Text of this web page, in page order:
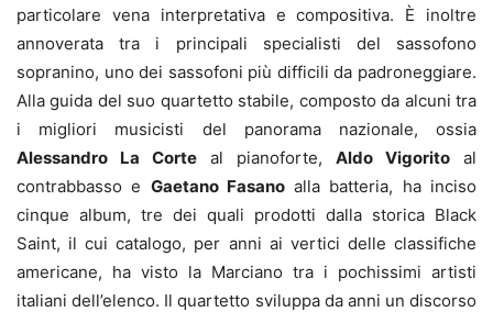
particolare vena interpretativa e compositiva. È inoltre
annoverata tra i principali specialisti del sassofono
sopranino, uno dei sassofoni più difficili da padroneggiare.
Alla guida del suo quartetto stabile, composto da alcuni tra
i migliori musicisti del panorama nazionale, ossia
Alessandro La Corte al pianoforte, Aldo Vigorito al
contrabbasso e Gaetano Fasano alla batteria, ha inciso
cinque album, tre dei quali prodotti dalla storica Black
Saint, il cui catalogo, per anni ai vertici delle classifiche
americane, ha visto la Marciano tra i pochissimi artisti
italiani dell’elenco. Il quartetto sviluppa da anni un discorso